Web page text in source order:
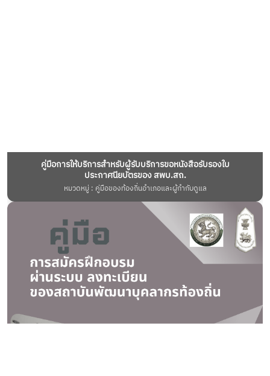
คู่มือการให้บริการสำหรับผู้รับบริการขอหนังสือรับรองใบ
ประกาศนียบัตรของ สพบ.สถ.
หมวดหมู่ : คู่มือของท้องถิ่นอำเภอและผู้กำกับดูแล